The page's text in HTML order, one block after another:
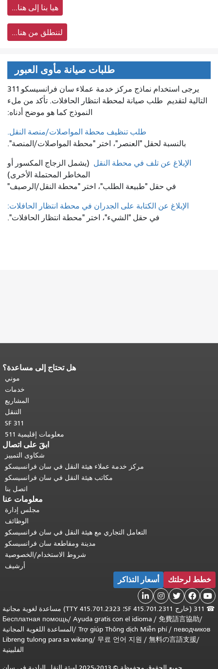
هيا بنا إلى هنا...
لننطلق من هنا...
طلبات صيانة مأوى العبور
يرجى استخدام نماذج مركز خدمة عملاء سان فرانسيسكو 311
التالية لتقديم طلب صيانة لمحطة انتظار الحافلات. تأكد من ملء
النموذج كما هو موضح أدناه:
طلب تنظيف محطة المواصلات/منصة النقل.
بالنسبة لحقل "العنصر"، اختر "محطة المواصلات/المنصة".
الإبلاغ عن تلف في محطة النقل (يشمل الزجاج المكسور أو
المخاطر المحتملة الأخرى)
في حقل "طبيعة الطلب"، اختر "محطة النقل/الرصيف"
الإبلاغ عن الكتابة على الجدران في محطة انتظار الحافلات:
في حقل "الشيء"، اختر "محطة انتظار الحافلات".
هل تحتاج إلى مساعدة؟
موني
خدمات
المشاريع
التنقل
SF 311
معلومات إقليمية 511
ابقَ على اتصال
شكاوى التمييز
مركز خدمة عملاء هيئة النقل في سان فرانسيسكو
مكاتب هيئة النقل في سان فرانسيسكو
اتصل بنا
معلومات عنا
مجلس إدارة
الوظائف
التعامل التجاري مع هيئة النقل في سان فرانسيسكو
مدينة ومقاطعة سان فرانسيسكو
شروط الاستخدام/الخصوصية
أرشيف
خطط لرحلتك أسعار التذاكر





☎
311 (خارج SF 415.701.2311؛ TTY 415.701.2323) مساعدة لغوية مجانية
/
免費語言協助
/
Ayuda gratis con el idioma
/
Бесплатная помощь
певодчиков
/
Trợ giúp Thông dịch Miễn phí
/المساعدة اللغوية المجانية
/
無料の言語支援
/
무료 언어 지원
/
Libreng tulong para sa wikang
الفلبينية